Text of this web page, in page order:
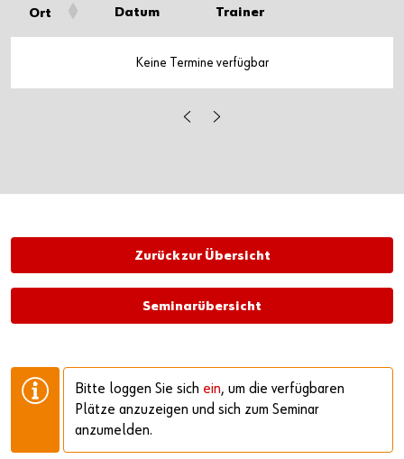
Keine Termine verfügbar
Ort Datum Trainer
Zurück zur Übersicht
Seminarübersicht
Bitte loggen Sie sich ein, um die verfügbaren
Plätze anzuzeigen und sich zum Seminar
anzumelden.